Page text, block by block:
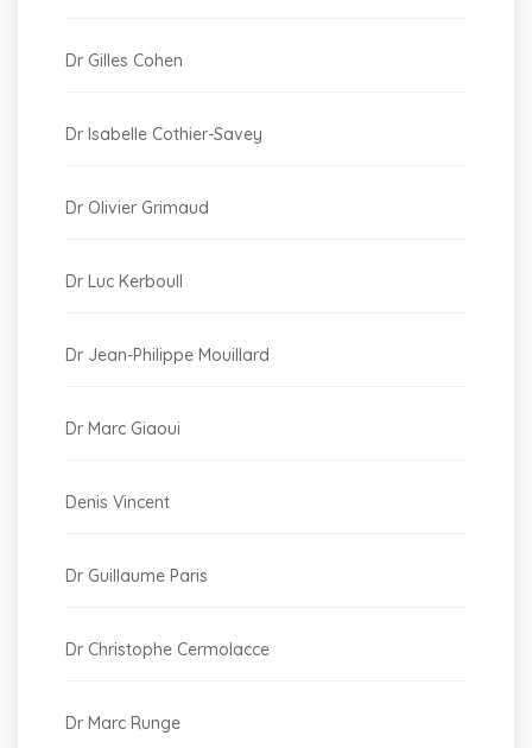
Dr Gilles Cohen
Dr Isabelle Cothier-Savey
Dr Olivier Grimaud
Dr Luc Kerboull
Dr Jean-Philippe Mouillard
Dr Marc Giaoui
Denis Vincent
Dr Guillaume Paris
Dr Christophe Cermolacce
Dr Marc Runge